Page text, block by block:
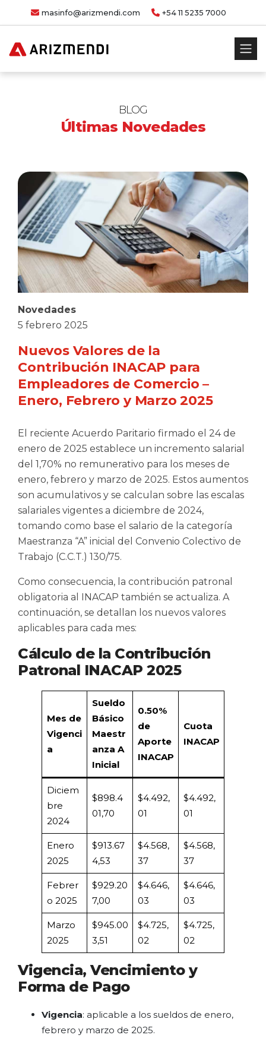
masinfo@arizmendi.com +54 11 5235 7000
BLOG
Últimas Novedades
Novedades
5 febrero 2025
Nuevos Valores de la
Contribución INACAP para
Empleadores de Comercio –
Enero, Febrero y Marzo 2025
El reciente Acuerdo Paritario firmado el 24 de
enero de 2025 establece un incremento salarial
del 1,70% no remunerativo para los meses de
enero, febrero y marzo de 2025. Estos aumentos
son acumulativos y se calculan sobre las escalas
salariales vigentes a diciembre de 2024,
tomando como base el salario de la categoría
Maestranza “A” inicial del Convenio Colectivo de
Trabajo (C.C.T.) 130/75.
Como consecuencia, la contribución patronal
obligatoria al INACAP también se actualiza. A
continuación, se detallan los nuevos valores
aplicables para cada mes:
Cálculo de la Contribución
Patronal INACAP 2025
Mes de
Vigenci
a
Sueldo
Básico
Maestr
anza A
Inicial
0.50%
de
Aporte
INACAP
Cuota
INACAP
Diciem
bre
2024
$898.4
01,70
$4.492,
01
$4.492,
01
Enero
2025
$913.67
4,53
$4.568,
37
$4.568,
37
Febrer
o 2025
$929.20
7,00
$4.646,
03
$4.646,
03
Marzo
2025
$945.00
3,51
$4.725,
02
$4.725,
02
Vigencia, Vencimiento y
Forma de Pago
Vigencia: aplicable a los sueldos de enero,
febrero y marzo de 2025.